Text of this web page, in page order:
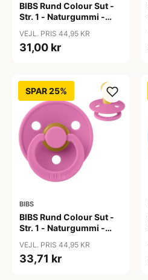
BIBS Rund Colour Sut -
Str. 1 - Naturgummi -
VEJL. PRIS 44,95 KR
31,00 kr
SPAR 25%
BIBS
BIBS Rund Colour Sut -
Str. 1 - Naturgummi -
VEJL. PRIS 44,95 KR
33,71 kr